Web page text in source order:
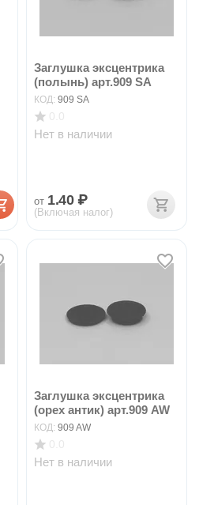
Заглушка эксцентрика
(полынь) арт.909 SA
КОД: 909 SA
Нет в наличии
от 1.40 ₽
(Включая налог)
Заглушка эксцентрика
(орех антик) арт.909 AW
КОД: 909 AW
Нет в наличии